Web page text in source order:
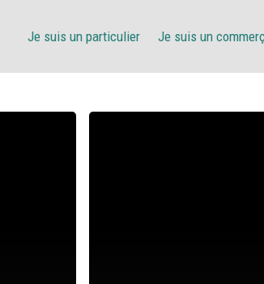
Je suis un particulier Je suis un